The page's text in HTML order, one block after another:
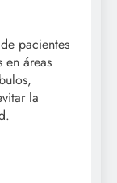
pacientes
áreas
la